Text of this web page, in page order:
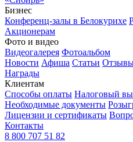
Бизнес
Конференц-залы в Белокурихе
Акционерам
Фото и видео
Видеогалерея Фотоальбом
Новости Афиша Статьи
Награды
Клиентам
Способы оплаты Налоговый
Необходимые документы
Лицензии и сертификаты
Контакты
8 800 707 51 82